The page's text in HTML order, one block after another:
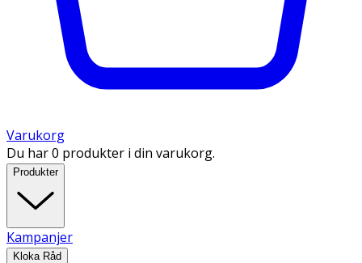
Varukorg
Du har 0 produkter i din varukorg.
Produkter
Kampanjer
Kloka Råd